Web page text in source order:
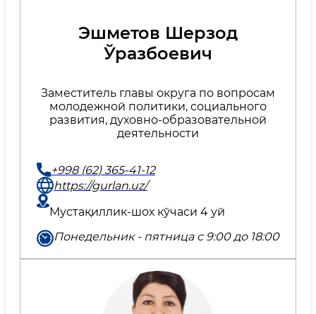
Эшметов Шерзод
Ўразбоевич
Заместитель главы округа по вопросам
молодежной политики, социального
развития, духовно-образовательной
деятельности
+998 (62) 365-41-12
https://gurlan.uz/
Мустақиллик-шох кўчаси 4 уй
Понедельник - пятница с 9:00 до 18:00